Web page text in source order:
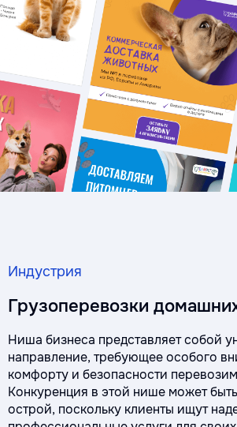
Индустрия
Грузоперевозки
Ниша бизнеса представляет собой
направление, требующее особого
комфорту и безопасности
Конкуренция в этой нише может
острой, поскольку клиенты ищут